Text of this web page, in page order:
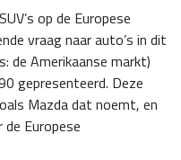
op de Europese
vraag naar auto’s in dit
de Amerikaanse markt)
gepresenteerd. Deze
Mazda dat noemt, en
Europese